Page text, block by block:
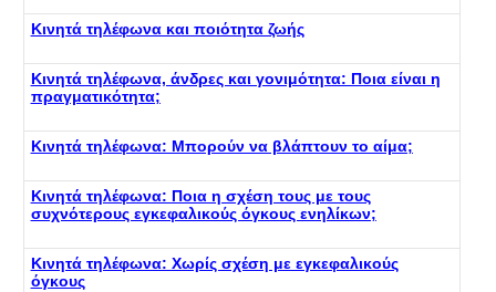
Κινητά τηλέφωνα και ποιότητα ζωής
Κινητά τηλέφωνα, άνδρες και γονιμότητα: Ποια είναι η
πραγματικότητα;
Κινητά τηλέφωνα: Μπορούν να βλάπτουν το αίμα;
Κινητά τηλέφωνα: Ποια η σχέση τους με τους
συχνότερους εγκεφαλικούς όγκους ενηλίκων;
Κινητά τηλέφωνα: Χωρίς σχέση με εγκεφαλικούς
όγκους